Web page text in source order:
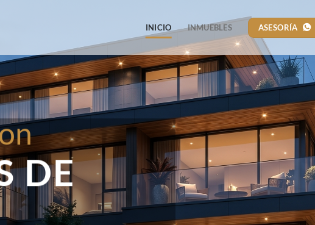
INICIO INMUEBLES ASESORÍA
DE